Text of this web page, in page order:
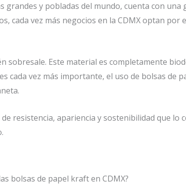
grandes y pobladas del mundo, cuenta con una
cada vez más negocios en la CDMX optan por
sobresale. Este material es completamente
cada vez más importante, el uso de bolsas de
resistencia, apariencia y sostenibilidad que lo
bolsas de papel kraft en CDMX?